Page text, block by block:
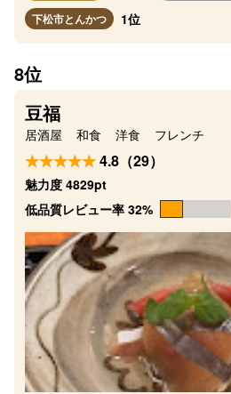
下松市とんかつ 1位
8位
豆福
居酒屋 和食 洋食 フレンチ
4.8（29）
魅力度 4829pt
低品質レビュー率 32%